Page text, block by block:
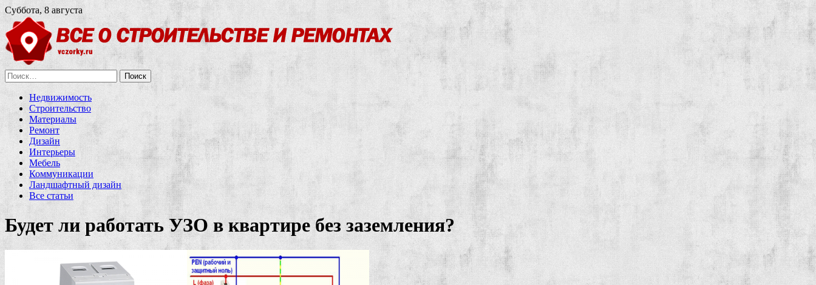
Суббота, 8 августа
Найти:
Недвижимость
Строительство
Материалы
Ремонт
Дизайн
Интерьеры
Мебель
Коммуникации
Ландшафтный дизайн
Все статьи
Будет ли работать УЗО в квартире без заземления?